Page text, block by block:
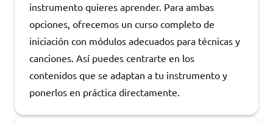
instrumento quieres aprender. Para ambas
opciones, ofrecemos un curso completo de
iniciación con módulos adecuados para técnicas y
canciones. Así puedes centrarte en los
contenidos que se adaptan a tu instrumento y
ponerlos en práctica directamente.